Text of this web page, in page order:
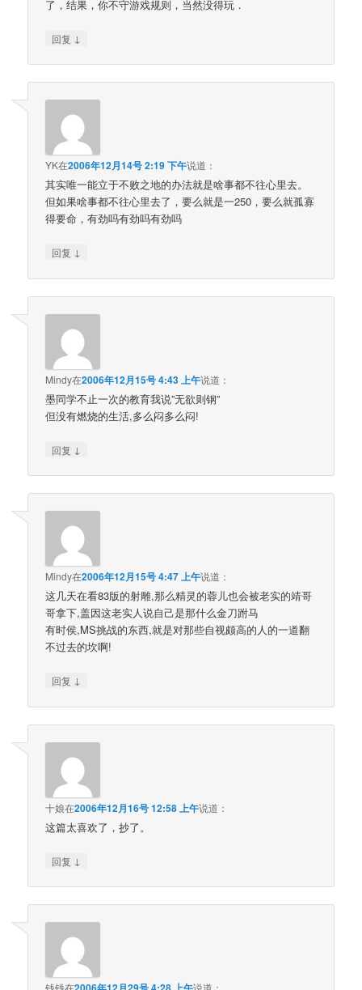
了，结果，你不守游戏规则，当然没得玩．
回复 ↓
YK在2006年12月14号 2:19 下午说道：
其实唯一能立于不败之地的办法就是啥事都不往心里去。
但如果啥事都不往心里去了，要么就是一250，要么就孤寡
得要命，有劲吗有劲吗有劲吗
回复 ↓
Mindy在2006年12月15号 4:43 上午说道：
墨同学不止一次的教育我说”无欲则钢”
但没有燃烧的生活,多么闷多么闷!
回复 ↓
Mindy在2006年12月15号 4:47 上午说道：
这几天在看83版的射雕,那么精灵的蓉儿也会被老实的靖哥
哥拿下,盖因这老实人说自己是那什么金刀跗马
有时侯,MS挑战的东西,就是对那些自视颇高的人的一道翻
不过去的坎啊!
回复 ↓
十娘在2006年12月16号 12:58 上午说道：
这篇太喜欢了，抄了。
回复 ↓